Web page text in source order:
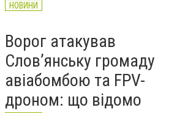
НОВИНИ
Ворог атакував
Слов’янську громаду
авіабомбою та FPV-
дроном: що відомо